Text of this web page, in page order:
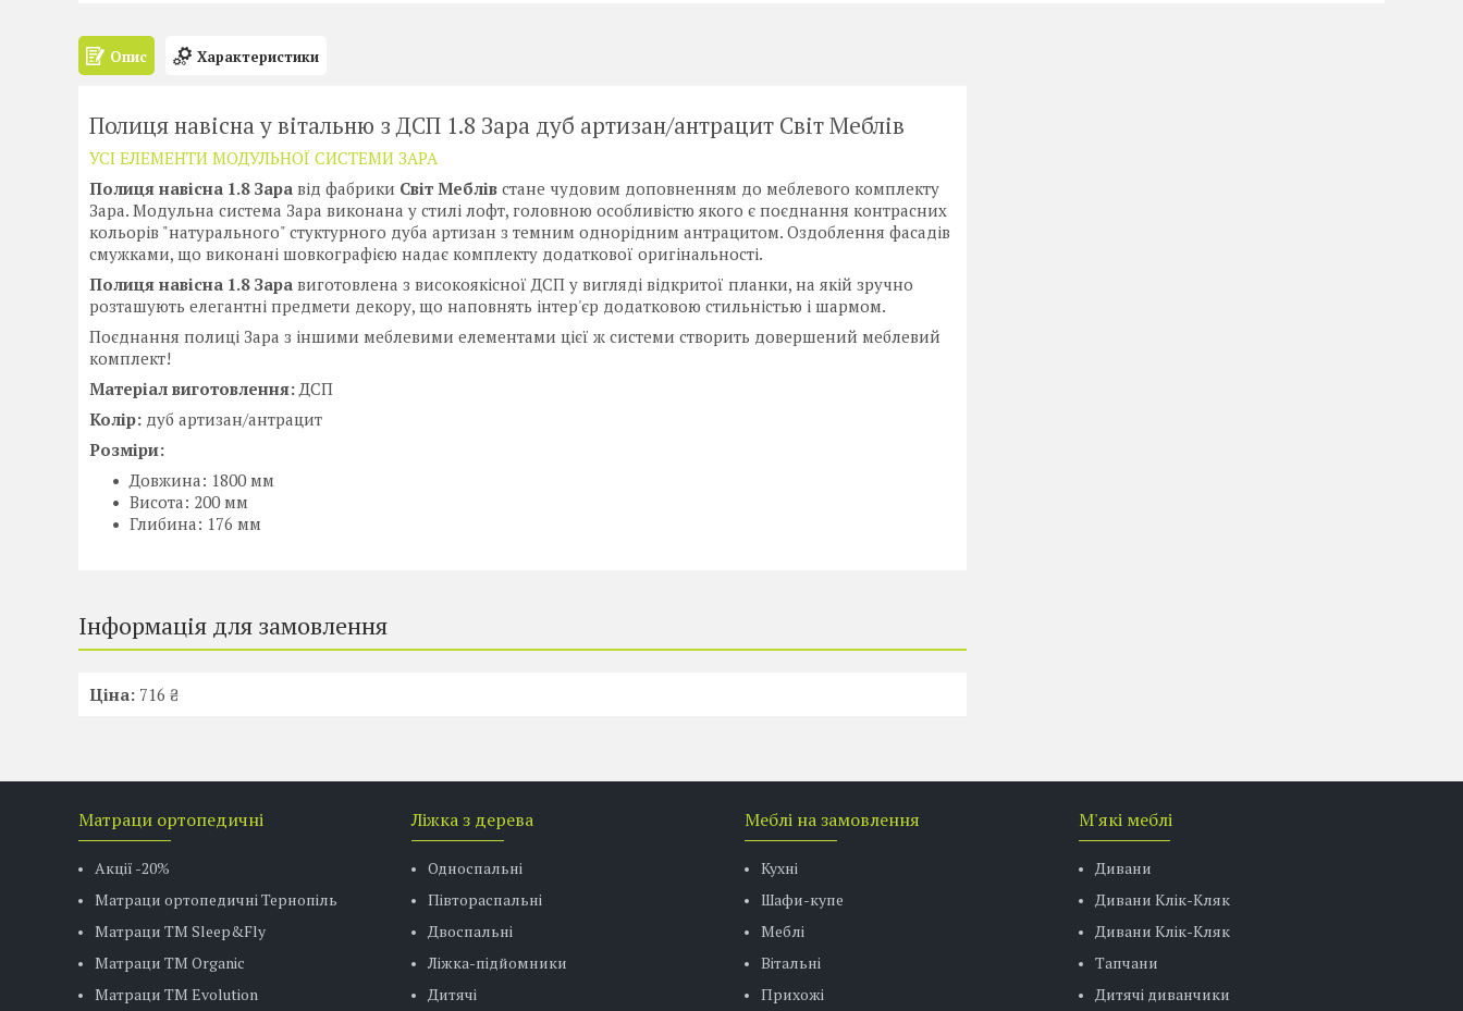
Опис Характеристики
Полиця навісна у вітальню з ДСП 1.8 Зара дуб артизан/антрацит Світ Меблів
УСІ ЕЛЕМЕНТИ МОДУЛЬНОЇ СИСТЕМИ ЗАРА
Полиця навісна 1.8 Зара від фабрики Світ Меблів стане чудовим доповненням до меблевого комплекту
Зара. Модульна система Зара виконана у стилі лофт, головною особливістю якого є поєднання контрасних
кольорів "натурального" стуктурного дуба артизан з темним однорідним антрацитом. Оздоблення фасадів
смужками, що виконані шовкографією надає комплекту додаткової оригінальності.
Полиця навісна 1.8 Зара виготовлена з високоякісної ДСП у вигляді відкритої планки, на якій зручно
розташують елегантні предмети декору, що наповнять інтер'єр додатковою стильністью і шармом.
Поєднання полиці Зара з іншими меблевими елементами цієї ж системи створить довершений меблевий
комплект!
Матеріал виготовлення:ДСП
Колір: дуб артизан/антрацит
Розміри:
Довжина: 1800 мм
Висота: 200 мм
Глибина: 176 мм
Інформація для замовлення
Ціна: 716 ₴
Матраци ортопедичні
Акції -20%
Матраци ортопедичні Тернопіль
Матраци ТМ Sleep&Fly
Матраци TM Organic
Матраци ТМ Evolution
Ліжка з дерева
Односпальні
Півтораспальні
Двоспальні
Ліжка-підйомники
Дитячі
Меблі на замовлення
Кухні
Шафи-купе
Меблі
Вітальні
Прихожі
М'які меблі
Дивани
Дивани Клік-Кляк
Дивани Клік-Кляк
Тапчани
Дитячі диванчики